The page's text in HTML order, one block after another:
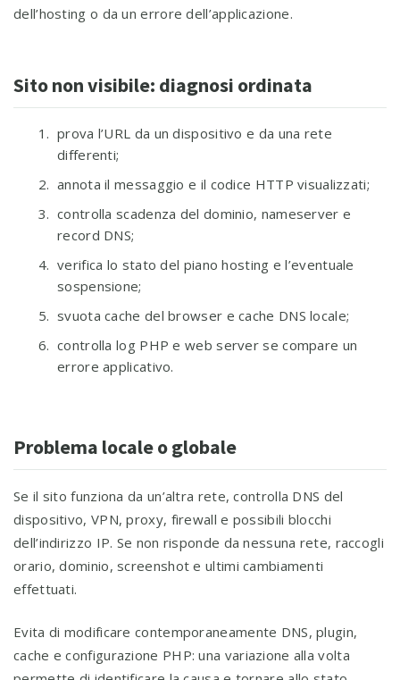
dell’hosting o da un errore dell’applicazione.
Sito non visibile: diagnosi ordinata
prova l’URL da un dispositivo e da una rete
differenti;
annota il messaggio e il codice HTTP visualizzati;
controlla scadenza del dominio, nameserver e
record DNS;
verifica lo stato del piano hosting e l’eventuale
sospensione;
svuota cache del browser e cache DNS locale;
controlla log PHP e web server se compare un
errore applicativo.
Problema locale o globale
Se il sito funziona da un’altra rete, controlla DNS del
dispositivo, VPN, proxy, firewall e possibili blocchi
dell’indirizzo IP. Se non risponde da nessuna rete, raccogli
orario, dominio, screenshot e ultimi cambiamenti
effettuati.
Evita di modificare contemporaneamente DNS, plugin,
cache e configurazione PHP: una variazione alla volta